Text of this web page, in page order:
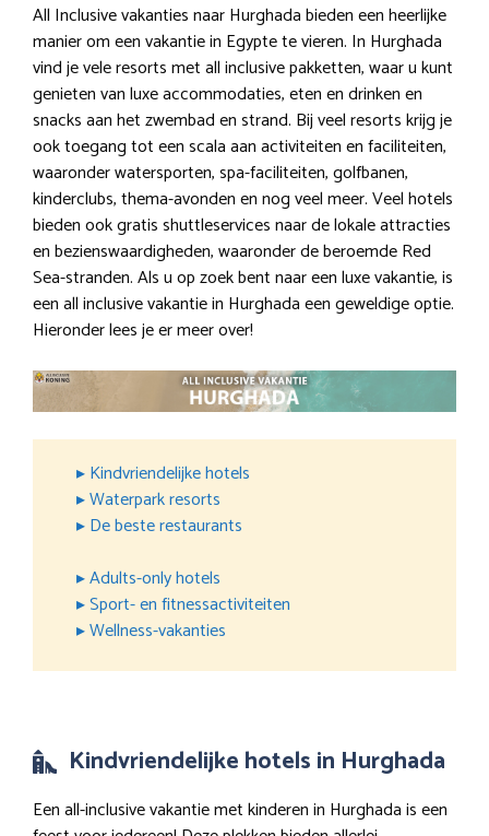
All Inclusive vakanties naar Hurghada bieden een heerlijke
manier om een vakantie in Egypte te vieren. In Hurghada
vind je vele resorts met all inclusive pakketten, waar u kunt
genieten van luxe accommodaties, eten en drinken en
snacks aan het zwembad en strand. Bij veel resorts krijg je
ook toegang tot een scala aan activiteiten en faciliteiten,
waaronder watersporten, spa-faciliteiten, golfbanen,
kinderclubs, thema-avonden en nog veel meer. Veel hotels
bieden ook gratis shuttleservices naar de lokale attracties
en bezienswaardigheden, waaronder de beroemde Red
Sea-stranden. Als u op zoek bent naar een luxe vakantie, is
een all inclusive vakantie in Hurghada een geweldige optie.
Hieronder lees je er meer over!
▸ Kindvriendelijke hotels
▸ Waterpark resorts
▸ De beste restaurants
▸ Adults-only hotels
▸ Sport- en fitnessactiviteiten
▸ Wellness-vakanties
Kindvriendelijke hotels in Hurghada
Een all-inclusive vakantie met kinderen in Hurghada is een